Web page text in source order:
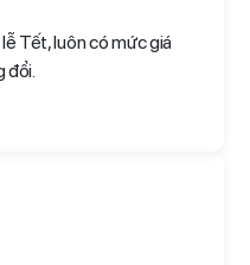
Tết, luôn có mức giá
đổi.